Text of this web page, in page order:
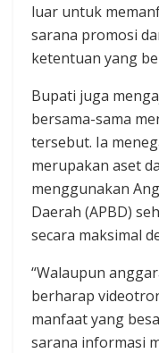
luar untuk
sarana promosi
ketentuan yang
Bupati juga
bersama-sama
tersebut. Ia
merupakan aset
menggunakan
Daerah (APBD)
secara maksimal
“Walaupun
berharap
manfaat yang
sarana informasi